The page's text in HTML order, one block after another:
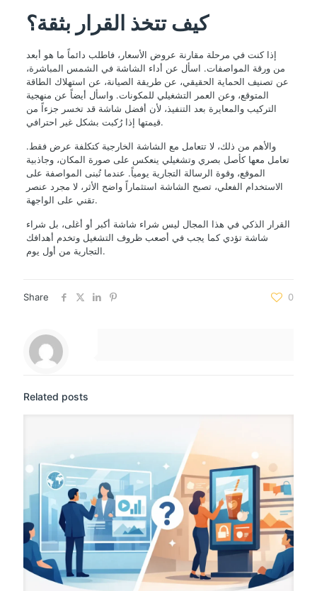
كيف تتخذ القرار بثقة؟
إذا كنت في مرحلة مقارنة عروض الأسعار، فاطلب دائماً ما هو أبعد
من ورقة المواصفات. اسأل عن أداء الشاشة في الشمس المباشرة،
عن تصنيف الحماية الحقيقي، عن طريقة الصيانة، عن استهلاك الطاقة
المتوقع، وعن العمر التشغيلي للمكونات. واسأل أيضاً عن منهجية
التركيب والمعايرة بعد التنفيذ، لأن أفضل شاشة قد تخسر جزءاً من
قيمتها إذا رُكبت بشكل غير احترافي.
والأهم من ذلك، لا تتعامل مع الشاشة الخارجية كتكلفة عرض فقط.
تعامل معها كأصل بصري وتشغيلي ينعكس على صورة المكان، وجاذبية
الموقع، وقوة الرسالة التجارية يومياً. عندما تُبنى المواصفة على
الاستخدام الفعلي، تصبح الشاشة استثماراً واضح الأثر، لا مجرد عنصر
تقني على الواجهة.
القرار الذكي في هذا المجال ليس شراء شاشة أكبر أو أغلى، بل شراء
شاشة تؤدي كما يجب في أصعب ظروف التشغيل وتخدم أهدافك
التجارية من أول يوم.
Share 0
Related posts